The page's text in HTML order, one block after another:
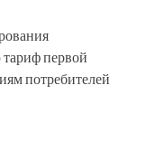
первой
потребителей